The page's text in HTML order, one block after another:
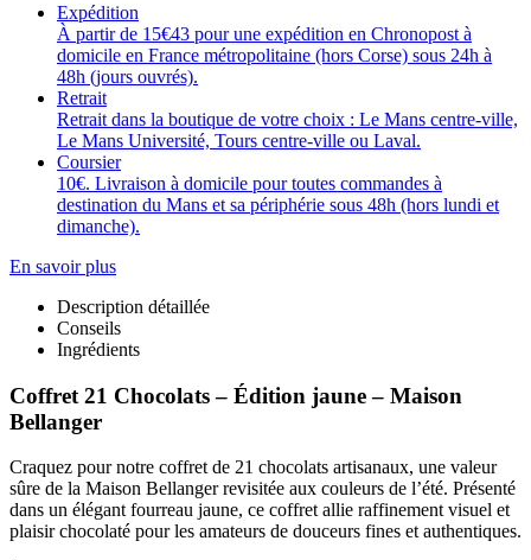
Expédition
À partir de 15€43 pour une expédition en Chronopost à
domicile en France métropolitaine (hors Corse) sous 24h à
48h (jours ouvrés).
Retrait
Retrait dans la boutique de votre choix : Le Mans centre-ville,
Le Mans Université, Tours centre-ville ou Laval.
Coursier
10€. Livraison à domicile pour toutes commandes à
destination du Mans et sa périphérie sous 48h (hors lundi et
dimanche).
En savoir plus
Description détaillée
Conseils
Ingrédients
Coffret 21 Chocolats – Édition jaune – Maison
Bellanger
Craquez pour notre coffret de 21 chocolats artisanaux, une valeur
sûre de la Maison Bellanger revisitée aux couleurs de l’été. Présenté
dans un élégant fourreau jaune, ce coffret allie raffinement visuel et
plaisir chocolaté pour les amateurs de douceurs fines et authentiques.